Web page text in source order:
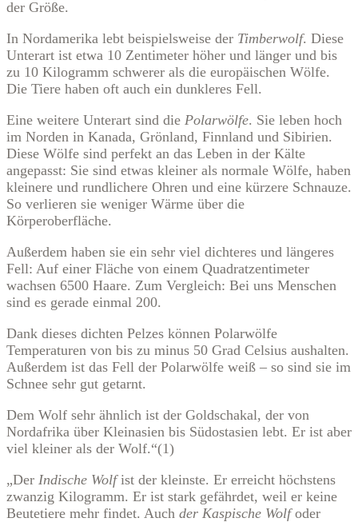
der Größe.
In Nordamerika lebt beispielsweise der Timberwolf. Diese
Unterart ist etwa 10 Zentimeter höher und länger und bis
zu 10 Kilogramm schwerer als die europäischen Wölfe.
Die Tiere haben oft auch ein dunkleres Fell.
Eine weitere Unterart sind die Polarwölfe. Sie leben hoch
im Norden in Kanada, Grönland, Finnland und Sibirien.
Diese Wölfe sind perfekt an das Leben in der Kälte
angepasst: Sie sind etwas kleiner als normale Wölfe, haben
kleinere und rundlichere Ohren und eine kürzere Schnauze.
So verlieren sie weniger Wärme über die
Körperoberfläche.
Außerdem haben sie ein sehr viel dichteres und längeres
Fell: Auf einer Fläche von einem Quadratzentimeter
wachsen 6500 Haare. Zum Vergleich: Bei uns Menschen
sind es gerade einmal 200.
Dank dieses dichten Pelzes können Polarwölfe
Temperaturen von bis zu minus 50 Grad Celsius aushalten.
Außerdem ist das Fell der Polarwölfe weiß – so sind sie im
Schnee sehr gut getarnt.
Dem Wolf sehr ähnlich ist der Goldschakal, der von
Nordafrika über Kleinasien bis Südostasien lebt. Er ist aber
viel kleiner als der Wolf.“(1)
„Der Indische Wolfist der kleinste. Er erreicht höchstens
zwanzig Kilogramm. Er ist stark gefährdet, weil er keine
Beutetiere mehr findet. Auch der Kaspische Wolfoder